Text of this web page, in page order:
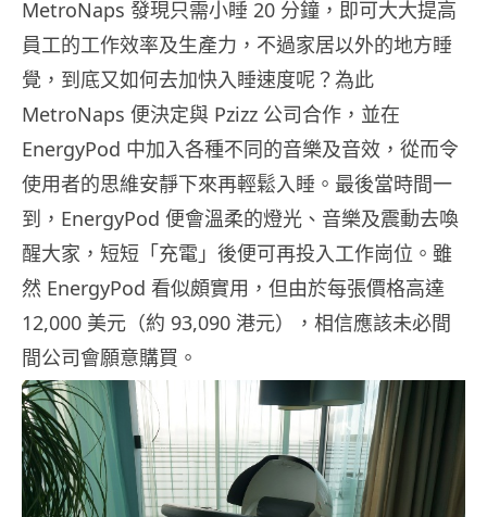
MetroNaps 發現只需小睡 20 分鐘，即可大大提高
員工的工作效率及生產力，不過家居以外的地方睡
覺，到底又如何去加快入睡速度呢？為此
MetroNaps 便決定與 Pzizz 公司合作，並在
EnergyPod 中加入各種不同的音樂及音效，從而令
使用者的思維安靜下來再輕鬆入睡。最後當時間一
到，EnergyPod 便會溫柔的燈光、音樂及震動去喚
醒大家，短短「充電」後便可再投入工作崗位。雖
然 EnergyPod 看似頗實用，但由於每張價格高達
12,000 美元（約 93,090 港元），相信應該未必間
間公司會願意購買。